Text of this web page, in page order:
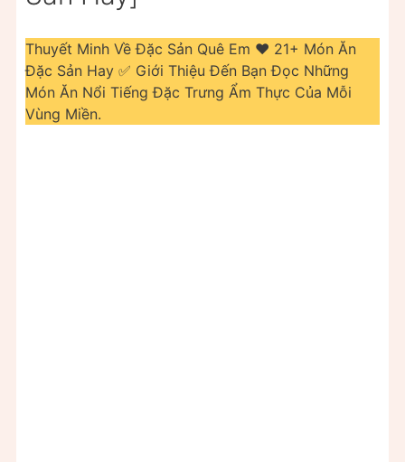
Thuyết Minh Về Đặc Sản Quê Em ❤️️ 21+ Món Ăn
Đặc Sản Hay ✅ Giới Thiệu Đến Bạn Đọc Những
Món Ăn Nổi Tiếng Đặc Trưng Ẩm Thực Của Mỗi
Vùng Miền.